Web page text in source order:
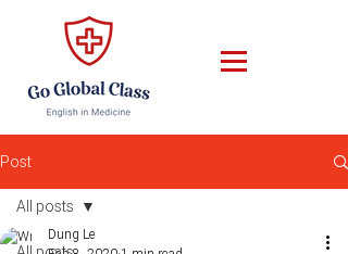
Post
All posts
Dung Le